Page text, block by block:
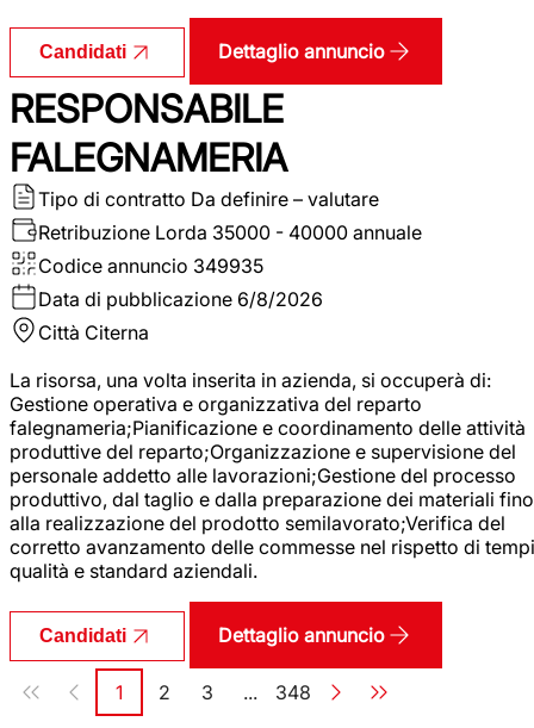
Candidati Dettaglio annuncio
RESPONSABILE
FALEGNAMERIA
Tipo di contratto Da definire – valutare
Retribuzione Lorda 35000 - 40000 annuale
Codice annuncio 349935
Data di pubblicazione 6/8/2026
Città Citerna
La risorsa, una volta inserita in azienda, si occuperà di:
Gestione operativa e organizzativa del reparto
falegnameria;Pianificazione e coordinamento delle attività
produttive del reparto;Organizzazione e supervisione del
personale addetto alle lavorazioni;Gestione del processo
produttivo, dal taglio e dalla preparazione dei materiali fino
alla realizzazione del prodotto semilavorato;Verifica del
corretto avanzamento delle commesse nel rispetto di
qualità e standard aziendali.
Candidati Dettaglio annuncio
Paginazione
Pagina
1 Pagina
2 Pagina
3 ... Pagina
348